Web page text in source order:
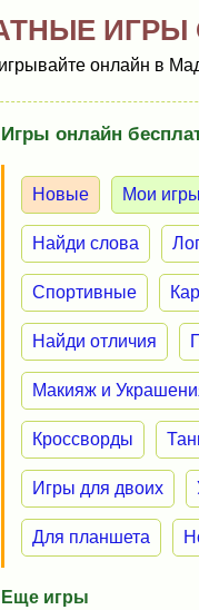
ИГРЫ
онлайн в
Игры онлайн
Новые Мои игры
Найди слова
Спортивные
Найди отличия
Макияж и
Кроссворды
Игры для двоих
Для планшета
Еще игры